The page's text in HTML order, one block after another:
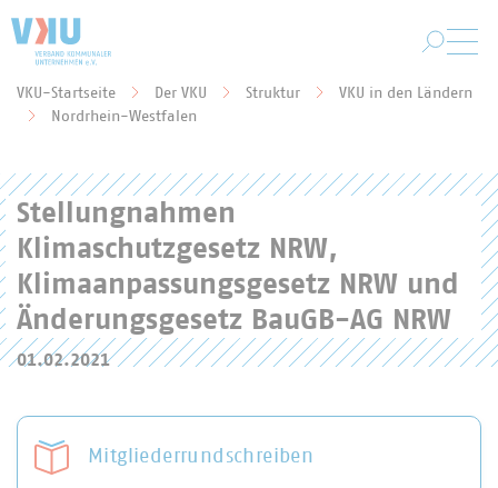
Sie befinden sich hier:
VKU-Startseite Der VKU Struktur
VKU in den Ländern
Nordrhein-Westfalen
Stellungnahmen
Klimaschutzgesetz NRW,
Klimaanpassungsgesetz NRW und
Änderungsgesetz BauGB-AG NRW
01.02.2021
Mitgliederrundschreiben